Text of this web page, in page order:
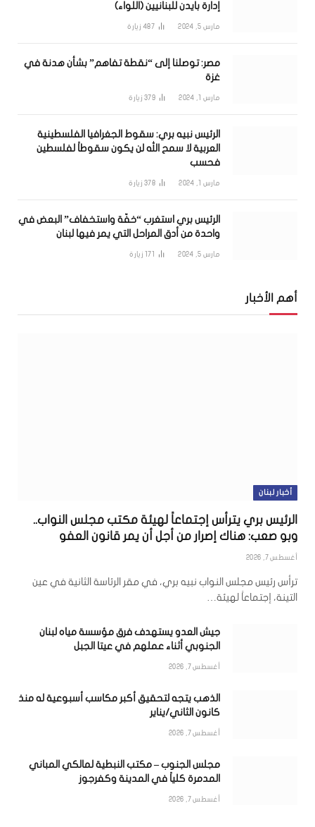
إدارة بايدن للبنانيين (اللواء)
مارس 5, 2024 487 زيارة
مصر: توصلنا إلى “نقطة تفاهم” بشأن هدنة في
غزة
مارس 1, 2024 379 زيارة
الرئيس نبيه بري: سقوط الجغرافيا الفلسطينية
العربية لا سمح الله لن يكون سقوطاً لفلسطين
فحسب
مارس 1, 2024 378 زيارة
الرئيس بري استغرب “خفّة واستخفاف” البعض في
واحدة من أدق المراحل التي يمر فيها لبنان
مارس 5, 2024 171 زيارة
أهم الأخبار
أخبار لبنان
الرئيس بري يترأس إجتماعاً لهيئة مكتب مجلس النواب..
وبو صعب: هناك إصرار من أجل أن يمر قانون العفو
أغسطس 7, 2026
ترأس رئيس مجلس النواب نبيه بري، في مقر الرئاسة الثانية في عين
التينة، إجتماعاً لهيئة…
جيش العدو يستهدف فرق مؤسسة مياه لبنان
الجنوبي أثناء عملهم في عيتا الجبل
أغسطس 7, 2026
الذهب يتجه لتحقيق أكبر مكاسب أسبوعية له منذ
كانون الثاني/يناير
أغسطس 7, 2026
مجلس الجنوب – مكتب النبطية لمالكي المباني
المدمرة كلياً في المدينة وكفرجوز
أغسطس 7, 2026